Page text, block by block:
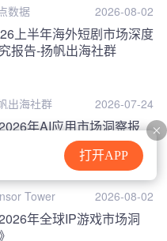
打开APP
数据 2026-08-02
上半年海外短剧市场深度
报告-扬帆出海社群
出海社群 2026-07-24
年AI应用市场洞察报
Tower 2026-08-02
2026年全球IP游戏市场洞